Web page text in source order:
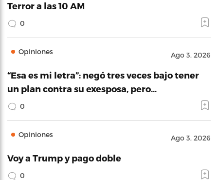
Terror a las 10 AM
0
Opiniones Ago 3, 2026
“Esa es mi letra”: negó tres veces bajo tener
un plan contra su exesposa, pero…
0
Opiniones Ago 3, 2026
Voy a Trump y pago doble
0